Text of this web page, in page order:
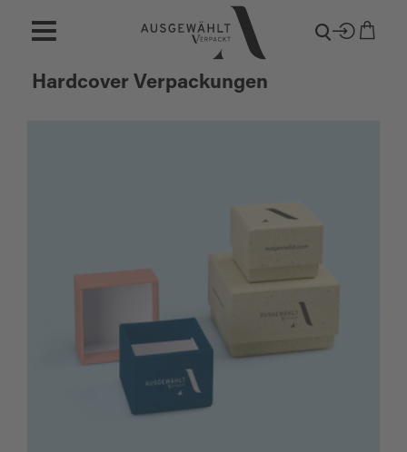
Hardcover Verpackungen